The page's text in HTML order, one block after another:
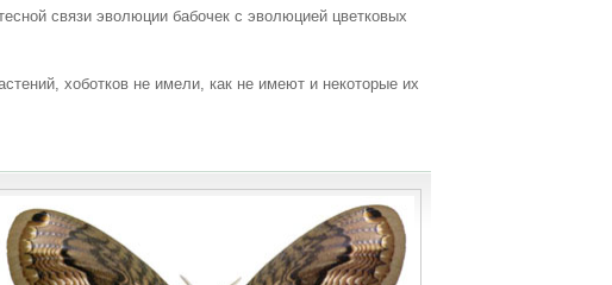
связи эволюции бабочек с эволюцией цветковых
хоботков не имели, как не имеют и некоторые их